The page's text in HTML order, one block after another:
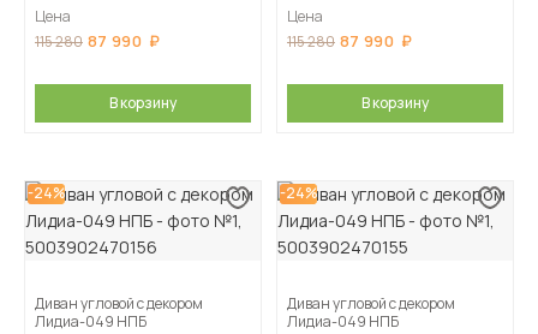
Цена
115 280 87 990
В корзину
Цена
115 280 87 990
В корзину
-24%
Диван угловой с декором
Лидиа-049 НПБ
-24%
Диван угловой с декором
Лидиа-049 НПБ